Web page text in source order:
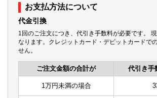
元にDICカラーがない場合は、下記、
示ください。
※印染製品のため、実際の商品と色が
ります。また、モニターの違い等でも
ますので、必ずしも同じ色での印刷が
ではありません。予めご了承ください
お支払方法について
代金引換
1回のご注文につき、代引き手数料が必要です。
なります。クレジットカード・デビットカードで
せん。
ご注文金額の合計が 代引き手
1万円未満の場合